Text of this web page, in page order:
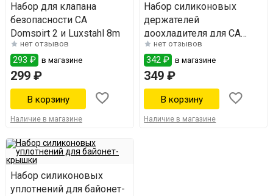
Набор для клапана
безопасности СА
Domspirt 2 и Luxstahl 8m
нет отзывов
293 ₽ в магазине
299 ₽
Наличие в магазине
Набор силиконовых
держателей
доохладителя для СА
Wein 7
нет отзывов
342 ₽ в магазине
349 ₽
Наличие в магазине
Набор силиконовых
уплотнений для байонет-